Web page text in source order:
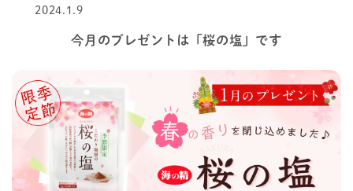
2024.1.9
今月のプレゼントは「桜の塩」です